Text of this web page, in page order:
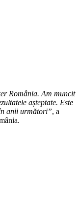
România. Am muncit
așteptate. Este
anii următori”, a